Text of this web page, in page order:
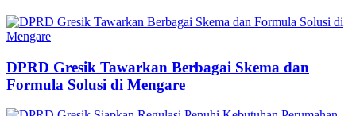
DPRD Gresik Tawarkan Berbagai Skema dan
Formula Solusi di Mengare